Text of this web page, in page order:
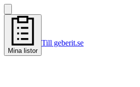
Mina listor
Till geberit.se